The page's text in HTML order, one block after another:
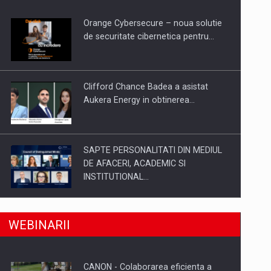
de segmentele digitale
compania intr-o tranzactie de peste 25…
Orange Cybersecure – noua solutie
de securitate cibernetica pentru…
Clifford Chance Badea a asistat
Aukera Energy in obtinerea…
SAPTE PERSONALITATI DIN MEDIUL
DE AFACERI, ACADEMIC SI
INSTITUTIONAL…
SYCLEF isi consolideaza prezenta in
WEBINARII
CANON - Colaborarea eficienta a